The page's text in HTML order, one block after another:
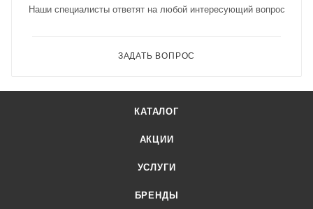
Наши специалисты ответят на любой интересующий вопрос
ЗАДАТЬ ВОПРОС
КАТАЛОГ
АКЦИИ
УСЛУГИ
БРЕНДЫ